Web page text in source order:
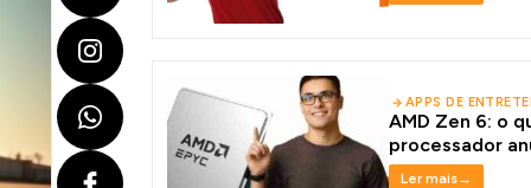
Instagram
WhatsApp
Facebook
APPS DE
AMD Zen 6: o
processador
Ler mais→